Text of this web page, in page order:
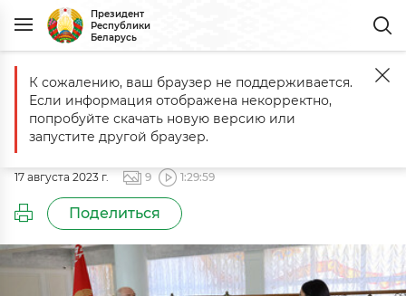
Президент
Республики
Беларусь
Главная События Интервью украинской журналистке Диане
Интервью украинской
журналистке Диане Панченко
17 августа 2023 г. 9 1:29:59
Поделиться
К сожалению, ваш браузер не поддерживается.
Если информация отображена некорректно,
попробуйте скачать новую версию или
запустите другой браузер.